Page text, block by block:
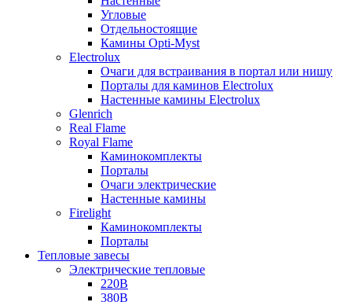
Угловые
Отдельностоящие
Камины Opti-Myst
Electrolux
Очаги для встраивания в портал или нишу
Порталы для каминов Electrolux
Настенные камины Electrolux
Glenrich
Rеal Flame
Royal Flame
Каминокомплекты
Порталы
Очаги электрические
Настенные камины
Firelight
Каминокомплекты
Порталы
Тепловые завесы
Электрические тепловые
220В
380В